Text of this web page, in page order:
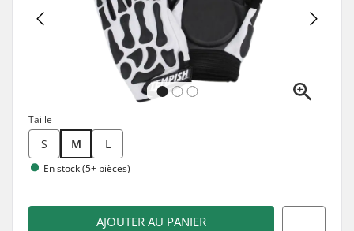
Taille
S M L
En stock (5+ pièces)
AJOUTER AU PANIER